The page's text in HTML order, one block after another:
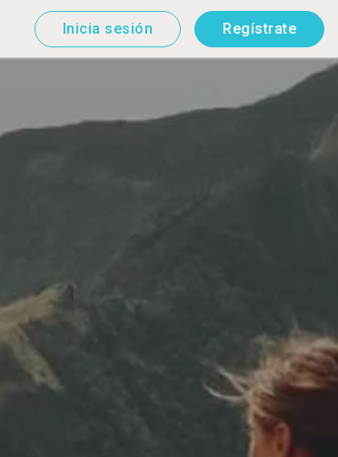
Inicia sesión Regístrate